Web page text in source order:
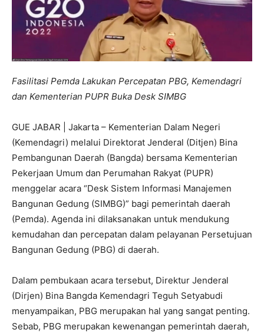
Fasilitasi Pemda Lakukan Percepatan PBG, Kemendagri
dan Kementerian PUPR Buka Desk SIMBG
GUE JABAR | Jakarta – Kementerian Dalam Negeri
(Kemendagri) melalui Direktorat Jenderal (Ditjen) Bina
Pembangunan Daerah (Bangda) bersama Kementerian
Pekerjaan Umum dan Perumahan Rakyat (PUPR)
menggelar acara “Desk Sistem Informasi Manajemen
Bangunan Gedung (SIMBG)” bagi pemerintah daerah
(Pemda). Agenda ini dilaksanakan untuk mendukung
kemudahan dan percepatan dalam pelayanan Persetujuan
Bangunan Gedung (PBG) di daerah.
Dalam pembukaan acara tersebut, Direktur Jenderal
(Dirjen) Bina Bangda Kemendagri Teguh Setyabudi
menyampaikan, PBG merupakan hal yang sangat penting.
Sebab, PBG merupakan kewenangan pemerintah daerah,